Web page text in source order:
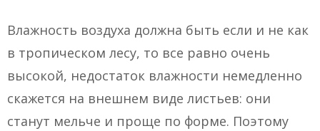
Влажность воздуха должна быть если и не как
в тропическом лесу, то все равно очень
высокой, недостаток влажности немедленно
скажется на внешнем виде листьев: они
станут мельче и проще по форме. Поэтому